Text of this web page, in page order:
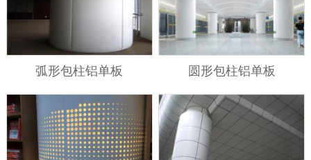
弧形包柱铝单板 圆形包柱铝单板